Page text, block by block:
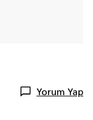
Yorum Yap